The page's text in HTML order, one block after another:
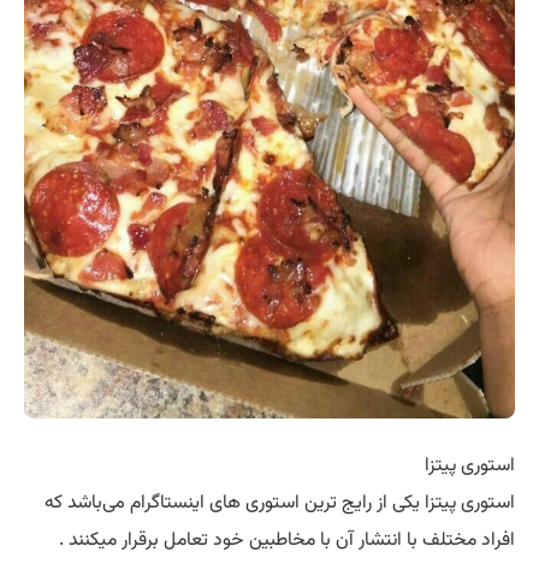
استوری پیتزا
استوری پیتزا یکی از رایج ترین استوری های اینستاگرام می‌باشد که
افراد مختلف با انتشار آن با مخاطبین خود تعامل برقرار میکنند .